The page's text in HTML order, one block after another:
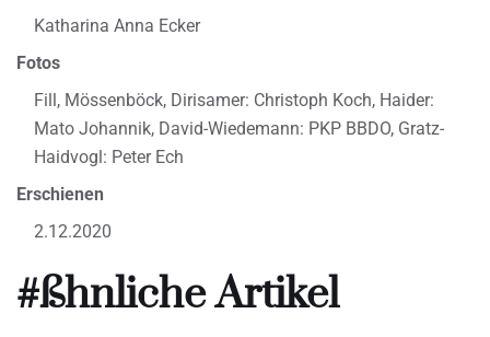
Katharina Anna Ecker
Fotos
Fill, Mössenböck, Dirisamer: Christoph Koch, Haider:
Mato Johannik, David-Wiedemann: PKP BBDO, Gratz-
Haidvogl: Peter Ech
Erschienen
2.12.2020
#ßhnliche Artikel